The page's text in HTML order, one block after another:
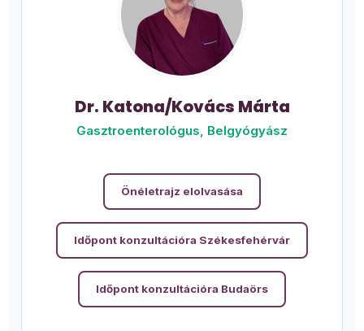
Dr. Katona/Kovács Márta
Gasztroenterológus, Belgyógyász
Önéletrajz elolvasása
Időpont konzultációra Székesfehérvár
Időpont konzultációra Budaörs